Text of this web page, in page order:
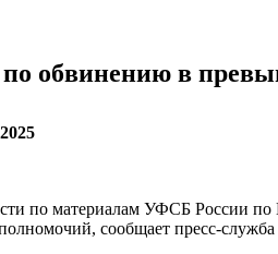
обвинению в
по материалам УФСБ России по
сообщает пресс-